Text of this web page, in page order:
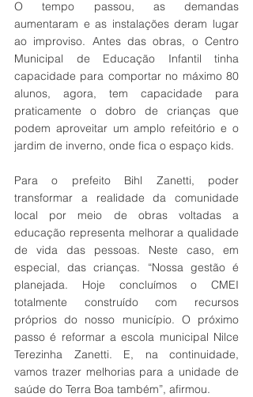
O tempo passou, as demandas
aumentaram e as instalações deram lugar
ao improviso. Antes das obras, o Centro
Municipal de Educação Infantil tinha
capacidade para comportar no máximo 80
alunos, agora, tem capacidade para
praticamente o dobro de crianças que
podem aproveitar um amplo refeitório e o
jardim de inverno, onde fica o espaço kids.
Para o prefeito Bihl Zanetti, poder
transformar a realidade da comunidade
local por meio de obras voltadas a
educação representa melhorar a qualidade
de vida das pessoas. Neste caso, em
especial, das crianças. “Nossa gestão é
planejada. Hoje concluímos o CMEI
totalmente construído com recursos
próprios do nosso município. O próximo
passo é reformar a escola municipal Nilce
Terezinha Zanetti. E, na continuidade,
vamos trazer melhorias para a unidade de
saúde do Terra Boa também”, afirmou.